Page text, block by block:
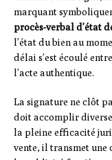
marquant
procès-verbal d’état
l’état du bien au
délai s’est écoulé
l’acte authentique.
La signature ne clôt
doit accomplir
la pleine efficacité
vente, il transmet une